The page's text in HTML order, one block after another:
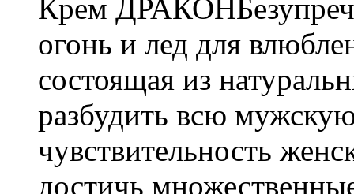
Крем
огонь и лед для
состоящая из
разбудить всю
чувствительность
достичь